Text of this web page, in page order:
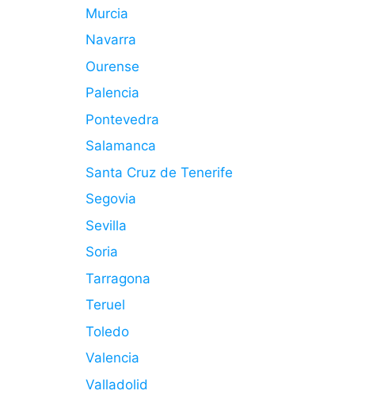
Murcia
Navarra
Ourense
Palencia
Pontevedra
Salamanca
Santa Cruz de Tenerife
Segovia
Sevilla
Soria
Tarragona
Teruel
Toledo
Valencia
Valladolid